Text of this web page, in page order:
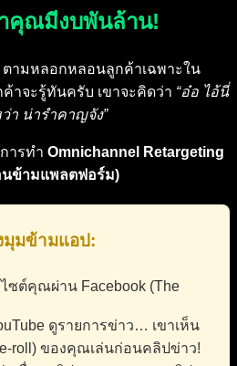
คุณมีงบพันล้าน!
ตามหลอกหลอนลูกค้าเฉพาะใน
าจะรู้ทันครับ เขาจะคิดว่า “อ๋อ ไอ้นี่
า น่ารำคาญจัง”
ารทำ Omnichannel Retargeting
ข้ามแพลตฟอร์ม)
มุมข้ามแอป:
ซต์คุณผ่าน Facebook (The
ดูรายการข่าว… เขาเห็น
roll) ของคุณเล่นก่อนคลิปข่าว!